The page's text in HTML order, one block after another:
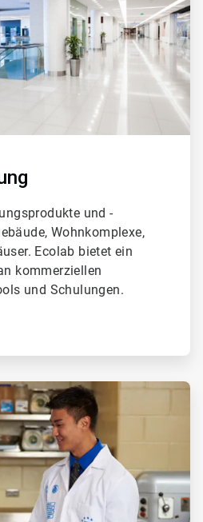
und -
Wohnkomplexe,
Ecolab bietet ein
kommerziellen
und Schulungen.